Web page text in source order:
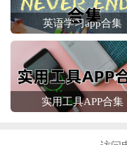
英语学习app合集
实用工具APP合集